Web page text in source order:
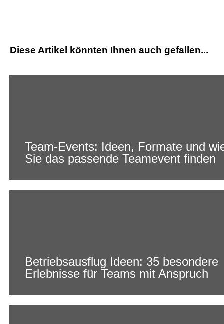
Diese Artikel könnten Ihnen auch gefallen...
Team-Events: Ideen, Formate und
Sie das passende Teamevent finden
Betriebsausflug Ideen: 35 besondere
Erlebnisse für Teams mit Anspruch